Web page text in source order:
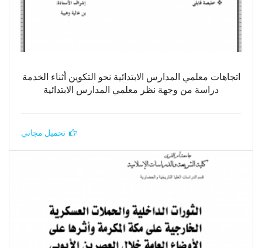
اتجاهات معلمي المدارس الابتدائية نحو التكوين أثناء الخدمة
دراسة من وجهة نظر معلمي المدارس الابتدائية
تحميل مجاني